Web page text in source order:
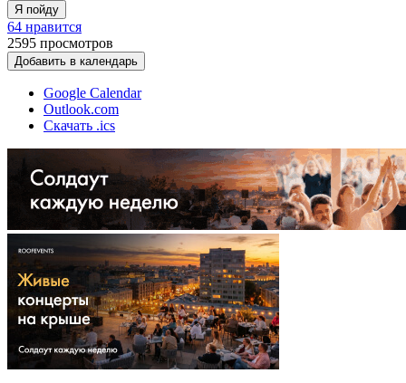
Я пойду
64 нравится
2595 просмотров
Добавить в календарь
Google Calendar
Outlook.com
Скачать .ics